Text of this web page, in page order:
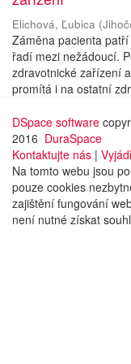
Elichová, Ľubica (
Záměna pacienta
řadí mezi nežádoucí.
zdravotnické zařízení
promítá i na ostatní
DSpace software
2016 DuraSpace
Kontaktujte nás |
Na tomto webu jsou
pouze cookies
zajištění fungování
není nutné získat